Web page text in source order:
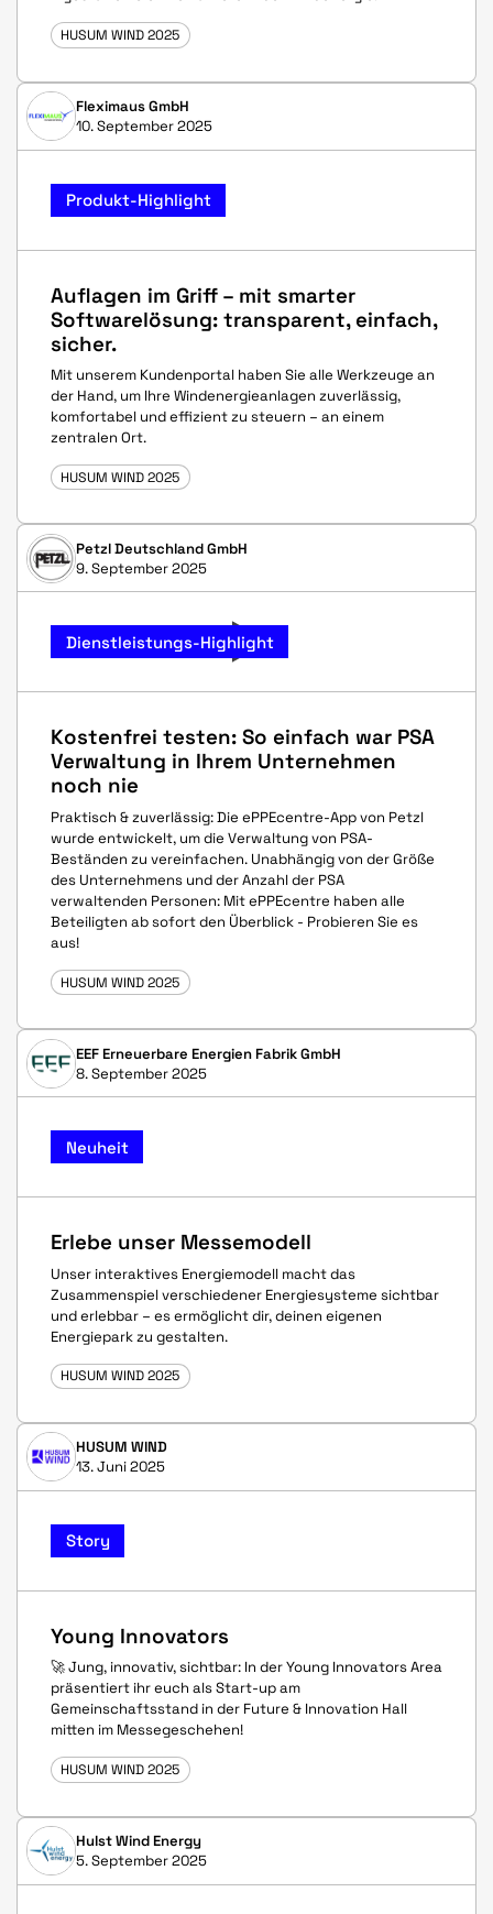
HUSUM WIND 2025
Fleximaus GmbH
10. September 2025
Produkt-Highlight
Auflagen im Griff – mit smarter
Softwarelösung: transparent, einfach,
sicher.
Mit unserem Kundenportal haben Sie alle Werkzeuge an
der Hand, um Ihre Windenergieanlagen zuverlässig,
komfortabel und effizient zu steuern – an einem
zentralen Ort.
HUSUM WIND 2025
Petzl Deutschland GmbH
9. September 2025
Dienstleistungs-Highlight
Kostenfrei testen: So einfach war PSA
Verwaltung in Ihrem Unternehmen
noch nie
Praktisch & zuverlässig: Die ePPEcentre-App von Petzl
wurde entwickelt, um die Verwaltung von PSA-
Beständen zu vereinfachen. Unabhängig von der Größe
des Unternehmens und der Anzahl der PSA
verwaltenden Personen: Mit ePPEcentre haben alle
Beteiligten ab sofort den Überblick - Probieren Sie es
aus!
HUSUM WIND 2025
EEF Erneuerbare Energien Fabrik GmbH
8. September 2025
Neuheit
Erlebe unser Messemodell
Unser interaktives Energiemodell macht das
Zusammenspiel verschiedener Energiesysteme sichtbar
und erlebbar – es ermöglicht dir, deinen eigenen
Energiepark zu gestalten.
HUSUM WIND 2025
HUSUM WIND
13. Juni 2025
Story
Young Innovators
🚀 Jung, innovativ, sichtbar: In der Young Innovators Area
präsentiert ihr euch als Start-up am
Gemeinschaftsstand in der Future & Innovation Hall
mitten im Messegeschehen!
HUSUM WIND 2025
Hulst Wind Energy
5. September 2025